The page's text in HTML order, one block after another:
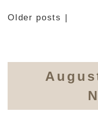
Older posts